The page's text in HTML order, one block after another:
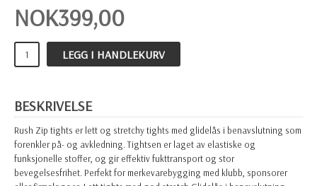
NOK399,00
LEGG I HANDLEKURV
BESKRIVELSE
Rush Zip tights er lett og stretchy tights med glidelås i benavslutning som
forenkler på- og avkledning. Tightsen er laget av elastiske og
funksjonelle stoffer, og gir effektiv fukttransport og stor
bevegelsesfrihet. Perfekt for merkevarebygging med klubb, sponsorer